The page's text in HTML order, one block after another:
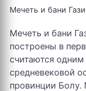
Мечеть и бани
Мечеть и бани
построены в
считаются
средневековой
провинции